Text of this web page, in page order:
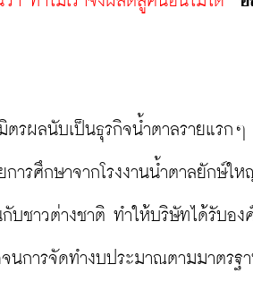
ตรผลนับเป็นธุรกิจน้ำตาลรายแรก
ารศึกษาจากโรงงานน้ำตาลยักษ์ให
บชาวต่างชาติ ทำให้บริษัทได้รับอง
นการจัดทำงบประมาณตามมาตรฐ